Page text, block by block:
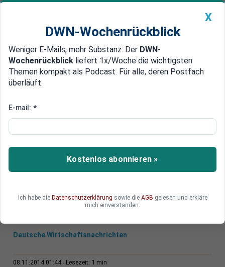
Newsticker MEIN DWN: Geldanlage Premium
Edelmetalle DWN-Magazin China
Grundrecht auf Koalitionsfreiheit
Demonstration der Lokführer vor
dem Bahn-Tower in Berlin
Die Mitarbeiter der Bahn demonstrierten am
Deutsche Wirtschaftsnachrichten
08.11.2014 01:44 Lesezeit: 1 min
X
DWN-Wochenrückblick
Weniger E-Mails, mehr Substanz: Der DWN-
Wochenrückblick liefert 1x/Woche die wichtigsten
Themen kompakt als Podcast. Für alle, deren Postfach
überläuft.
E-mail: *
Kostenlos abonnieren »
Ich habe die Datenschutzerklärung sowie die AGB gelesen und erkläre
mich einverstanden.